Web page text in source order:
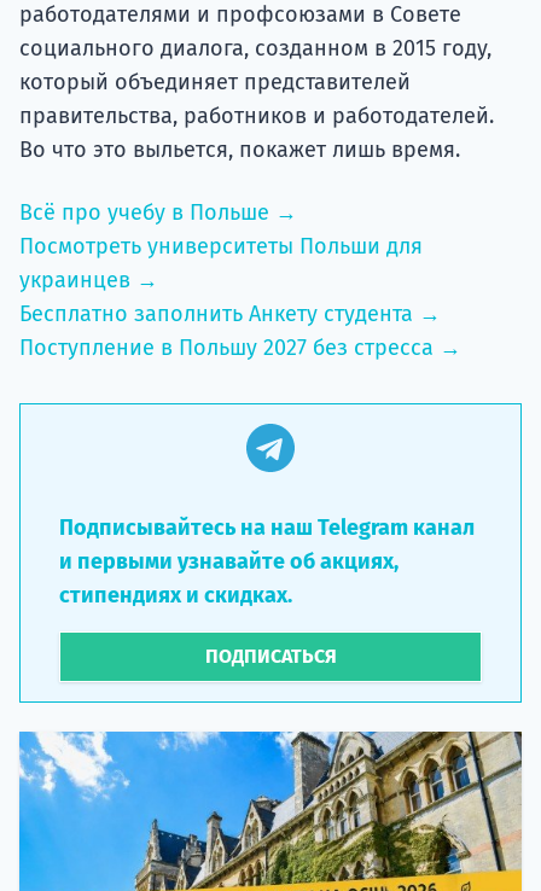
работодателями и профсоюзами в Совете
социального диалога, созданном в 2015 году,
который объединяет представителей
правительства, работников и работодателей.
Во что это выльется, покажет лишь время.
Всё про учебу в Польше →
Посмотреть университеты Польши для
украинцев →
Бесплатно заполнить Анкету студента →
Поступление в Польшу 2027 без стресса →
Подписывайтесь на наш Telegram канал
и первыми узнавайте об акциях,
стипендиях и скидках.
ПОДПИСАТЬСЯ